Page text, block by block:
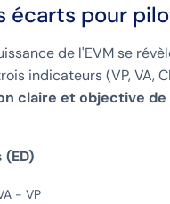
écarts pour
de l'EVM se
indicateurs (VP, VA,
claire et objective de
- VP